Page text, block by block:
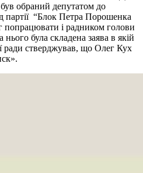
обраний депутатом до
партії “Блок Петра Порошенка
попрацювати і радником голови
була складена заява в якій
ради стверджував, що Олег Кух